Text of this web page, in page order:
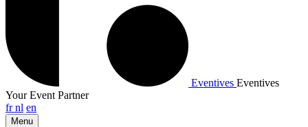
Eventives Eventives
Your Event Partner
frnl en
Menu